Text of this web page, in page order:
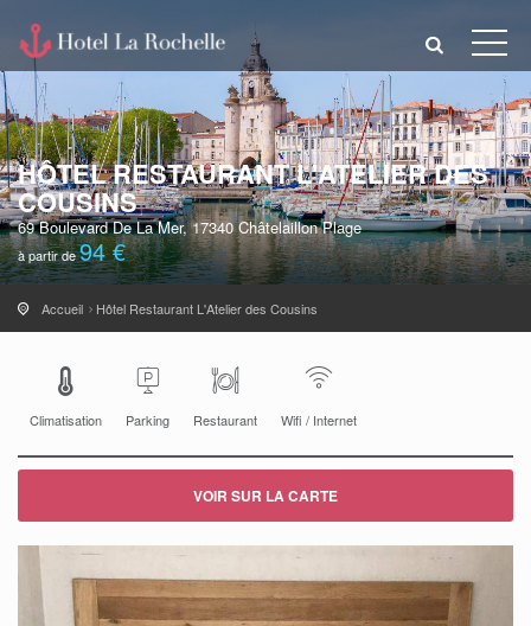
HÔTEL RESTAURANT L'ATELIER DES
COUSINS
69 Boulevard De La Mer, 17340 Châtelaillon Plage
à partir de94 €
Accueil Hôtel Restaurant L'Atelier des Cousins
Climatisation Parking Restaurant Wifi / Internet
VOIR SUR LA CARTE